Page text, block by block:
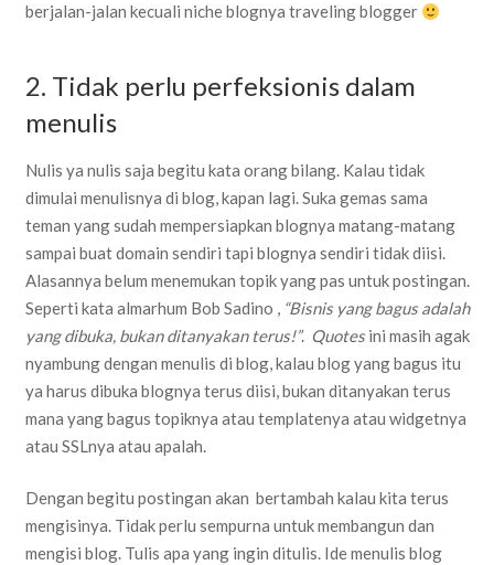
berjalan-jalan kecuali niche blognya traveling blogger
2. Tidak perlu perfeksionis dalam
menulis
Nulis ya nulis saja begitu kata orang bilang. Kalau tidak
dimulai menulisnya di blog, kapan lagi. Suka gemas sama
teman yang sudah mempersiapkan blognya matang-matang
sampai buat domain sendiri tapi blognya sendiri tidak diisi.
Alasannya belum menemukan topik yang pas untuk postingan.
Seperti kata almarhum Bob Sadino , “Bisnis yang bagus adalah
yang dibuka, bukan ditanyakan terus!”. Quotesini masih agak
nyambung dengan menulis di blog, kalau blog yang bagus itu
ya harus dibuka blognya terus diisi, bukan ditanyakan terus
mana yang bagus topiknya atau templatenya atau widgetnya
atau SSLnya atau apalah.
Dengan begitu postingan akan bertambah kalau kita terus
mengisinya. Tidak perlu sempurna untuk membangun dan
mengisi blog. Tulis apa yang ingin ditulis. Ide menulis blog